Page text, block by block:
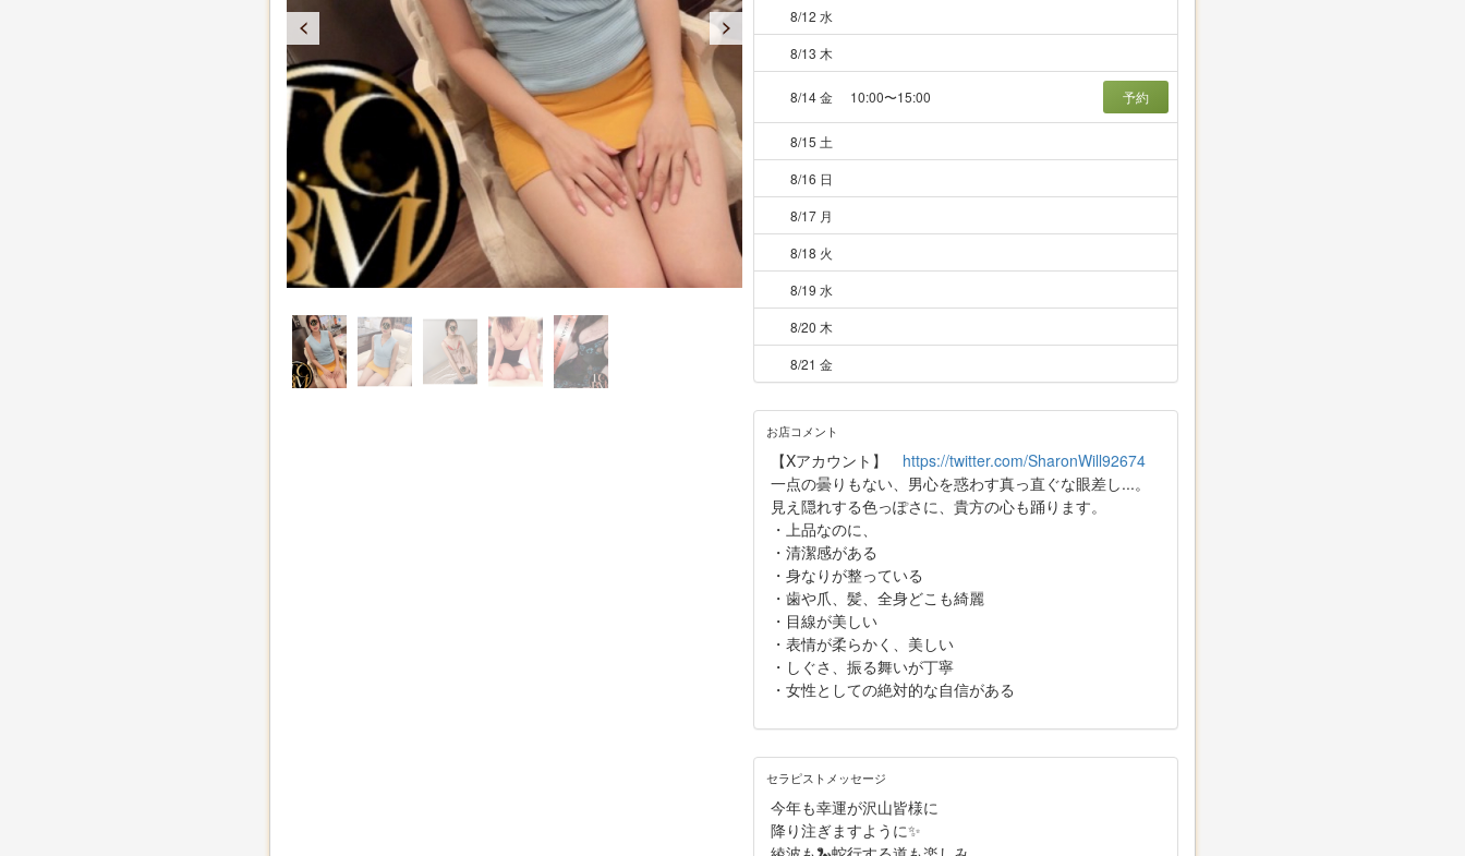
8/12 水
8/13 木
8/14 金 10:00〜15:00 予約
8/15 土
8/16 日
8/17 月
8/18 火
8/19 水
8/20 木
8/21 金
お店コメント
【Xアカウント】 https://twitter.com/SharonWill92674
一点の曇りもない、男心を惑わす真っ直ぐな眼差し...。
見え隠れする色っぽさに、貴方の心も踊ります。
・上品なのに、
・清潔感がある
・身なりが整っている
・歯や爪、髪、全身どこも綺麗
・目線が美しい
・表情が柔らかく、美しい
・しぐさ、振る舞いが丁寧
・女性としての絶対的な自信がある
セラピストメッセージ
今年も幸運が沢山皆様に
降り注ぎますように✨